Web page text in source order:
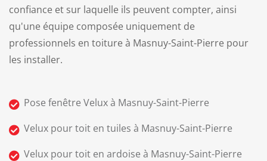
confiance et sur laquelle ils peuvent compter, ainsi
qu'une équipe composée uniquement de
professionnels en toiture à Masnuy-Saint-Pierre pour
les installer.
Pose fenêtre Velux à Masnuy-Saint-Pierre
Velux pour toit en tuiles à Masnuy-Saint-Pierre
Velux pour toit en ardoise à Masnuy-Saint-Pierre